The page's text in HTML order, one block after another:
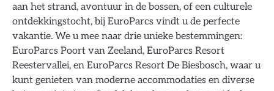
aan het strand, avontuur in de bossen, of een culturele
ontdekkingstocht, bij EuroParcs vindt u de perfecte
vakantie. We u mee naar drie unieke bestemmingen:
EuroParcs Poort van Zeeland, EuroParcs Resort
Reestervallei, en EuroParcs Resort De Biesbosch, waar u
kunt genieten van moderne accommodaties en diverse